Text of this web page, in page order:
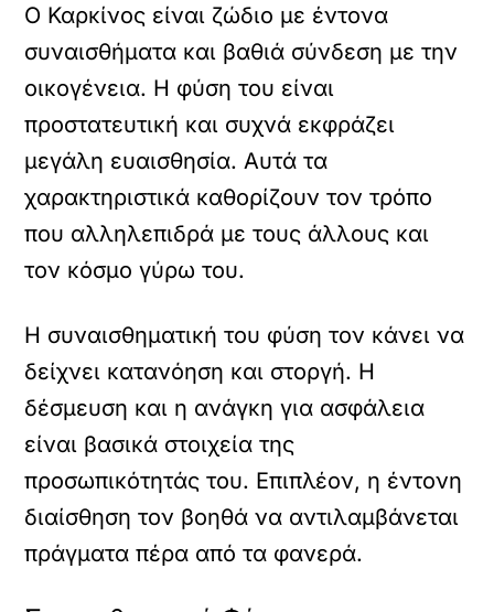
Ο Καρκίνος είναι ζώδιο με έντονα
συναισθήματα και βαθιά σύνδεση με την
οικογένεια. Η φύση του είναι
προστατευτική και συχνά εκφράζει
μεγάλη ευαισθησία. Αυτά τα
χαρακτηριστικά καθορίζουν τον τρόπο
που αλληλεπιδρά με τους άλλους και
τον κόσμο γύρω του.
Η συναισθηματική του φύση τον κάνει να
δείχνει κατανόηση και στοργή. Η
δέσμευση και η ανάγκη για ασφάλεια
είναι βασικά στοιχεία της
προσωπικότητάς του. Επιπλέον, η έντονη
διαίσθηση τον βοηθά να αντιλαμβάνεται
πράγματα πέρα από τα φανερά.